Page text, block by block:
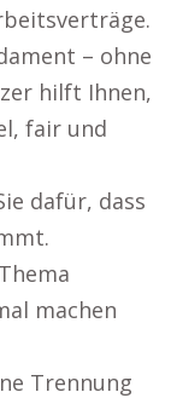
– ohne
hilft Ihnen,
fair und
dafür, dass
machen
Trennung